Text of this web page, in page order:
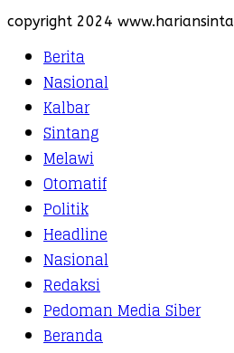
copyright 2024
Berita
Nasional
Kalbar
Sintang
Melawi
Otomatif
Politik
Headline
Nasional
Redaksi
Pedoman Media Siber
Beranda